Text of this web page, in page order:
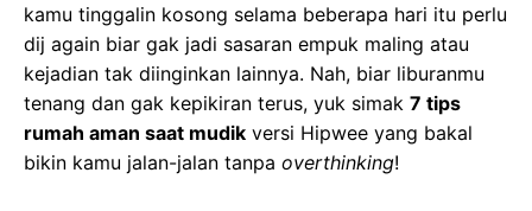
kamu tinggalin kosong selama beberapa hari itu perlu
dij again biar gak jadi sasaran empuk maling atau
kejadian tak diinginkan lainnya. Nah, biar liburanmu
tenang dan gak kepikiran terus, yuk simak 7 tips
rumah aman saat mudik versi Hipwee yang bakal
bikin kamu jalan-jalan tanpa overthinking!